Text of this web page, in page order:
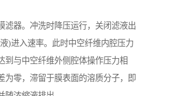
滤器。冲洗时降压运行，关闭滤液出
)进入速率。此时中空纤维内腔压力
到与中空纤维外侧腔体操作压力相
为零，滞留于膜表面的溶质分子，即